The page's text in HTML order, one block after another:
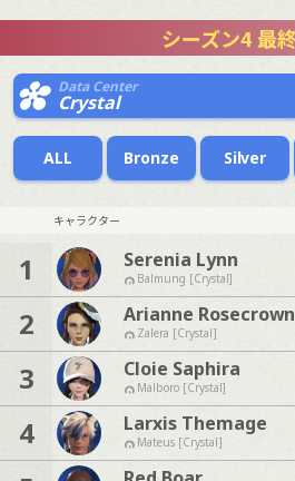
シーズン4 最
Data Center
Crystal
ALL Bronze Silver
キャラクター
1 Serenia Lynn
Balmung [Crystal]
2 Arianne Rosecrown
Zalera [Crystal]
3 Cloie Saphira
Malboro [Crystal]
4 Larxis Themage
Mateus [Crystal]